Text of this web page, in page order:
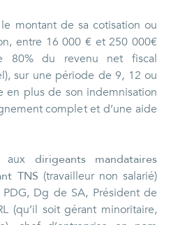
montant de sa cotisation ou
entre 16 000 € et 250 000€
80% du revenu net fiscal
sur une période de 9, 12 ou
en plus de son indemnisation
complet et d’une aide
aux dirigeants mandataires
TNS (travailleur non salarié)
Dg de SA, Président de
(qu’il soit gérant minoritaire,